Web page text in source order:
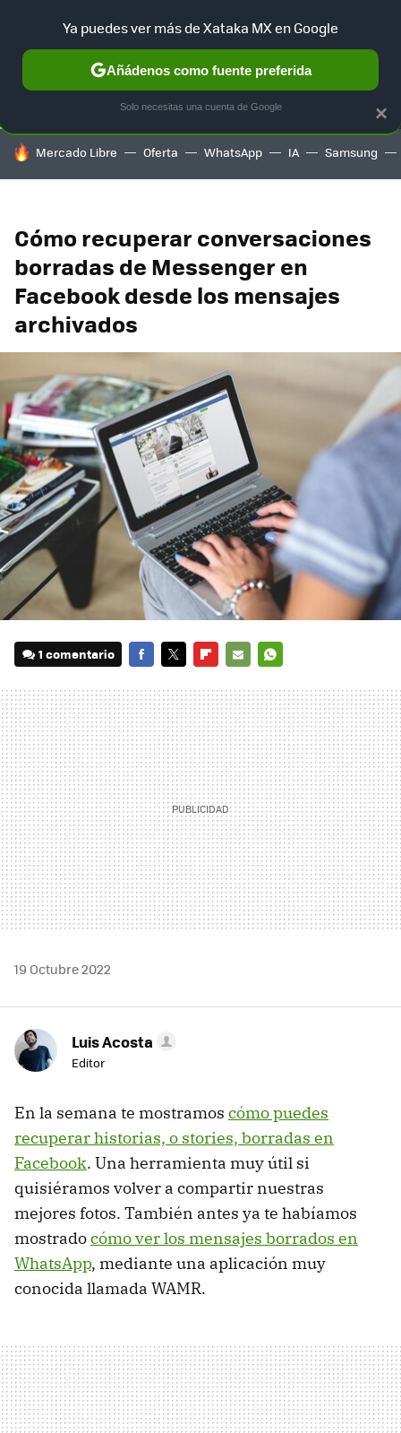
SELECCIÓN GAMING HOME AUTO TERRITORIO
HOY SE HABLA DE
Mercado Libre Oferta WhatsApp IA Samsung
Cómo recuperar conversaciones
borradas de Messenger en
Facebook desde los mensajes
archivados
1 comentario
MAIL
19 Octubre 2022
Luis Acosta
Editor
En la semana te mostramos cómo puedes
recuperar historias, o stories, borradas en
Facebook. Una herramienta muy útil si
quisiéramos volver a compartir nuestras
mejores fotos. También antes ya te habíamos
mostradocómo ver los mensajes borrados en
WhatsApp, mediante una aplicación muy
conocida llamada WAMR.
×
Ya puedes ver más de Xataka MX en Google
Añádenos como fuente preferida
Solo necesitas una cuenta de Google